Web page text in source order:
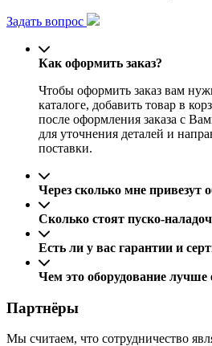
Задать вопрос
Как оформить заказ?
Чтобы оформить заказ вам
каталоге, добавить товар в
после оформления заказа с
для уточнения деталей и
поставки.
Через сколько мне привезут
Сколько стоят пуско-
Есть ли у вас гарантии и
Чем это оборудование лучше
Партнёры
Мы считаем, что сотрудничество